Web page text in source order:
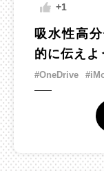
+1
吸水性高
的に伝えよ
#OneDrive